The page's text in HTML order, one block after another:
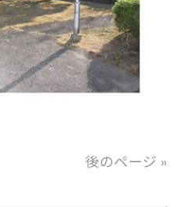
後のページ »